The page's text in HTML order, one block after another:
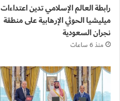
رابطة العالم الإسلامي تدين اعتداءات
ميليشيا الحوثي الإرهابية على منطقة
نجران السعودية
منذ 6 ساعات